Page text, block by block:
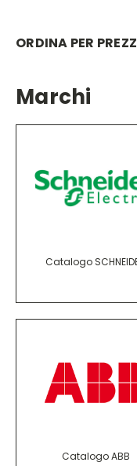
ORDINA PER
Marchi
Catalogo
Catalogo ABB